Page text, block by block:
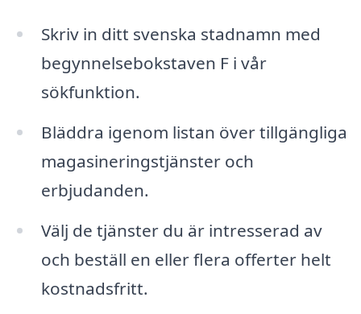
Skriv in ditt svenska stadnamn med
begynnelsebokstaven F i vår
sökfunktion.
Bläddra igenom listan över tillgängliga
magasineringstjänster och
erbjudanden.
Välj de tjänster du är intresserad av
och beställ en eller flera offerter helt
kostnadsfritt.